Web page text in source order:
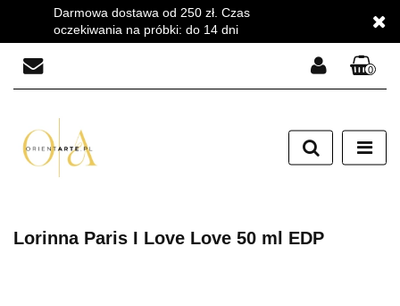
Darmowa dostawa od 250 zł. Czas
oczekiwania na próbki: do 14 dni
Zarejestruj się
Dodaj zgłoszenie
0
Lorinna Paris I Love Love 50 ml EDP